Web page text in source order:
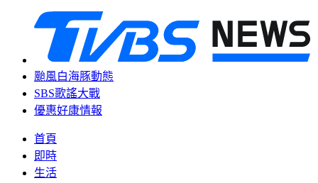
颱風白海豚動態
SBS歌謠大戰
優惠好康情報
首頁
即時
生活